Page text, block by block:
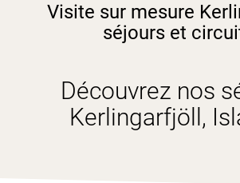
Visite sur mesure
séjours et
Découvrez nos
Kerlingarfjöll,